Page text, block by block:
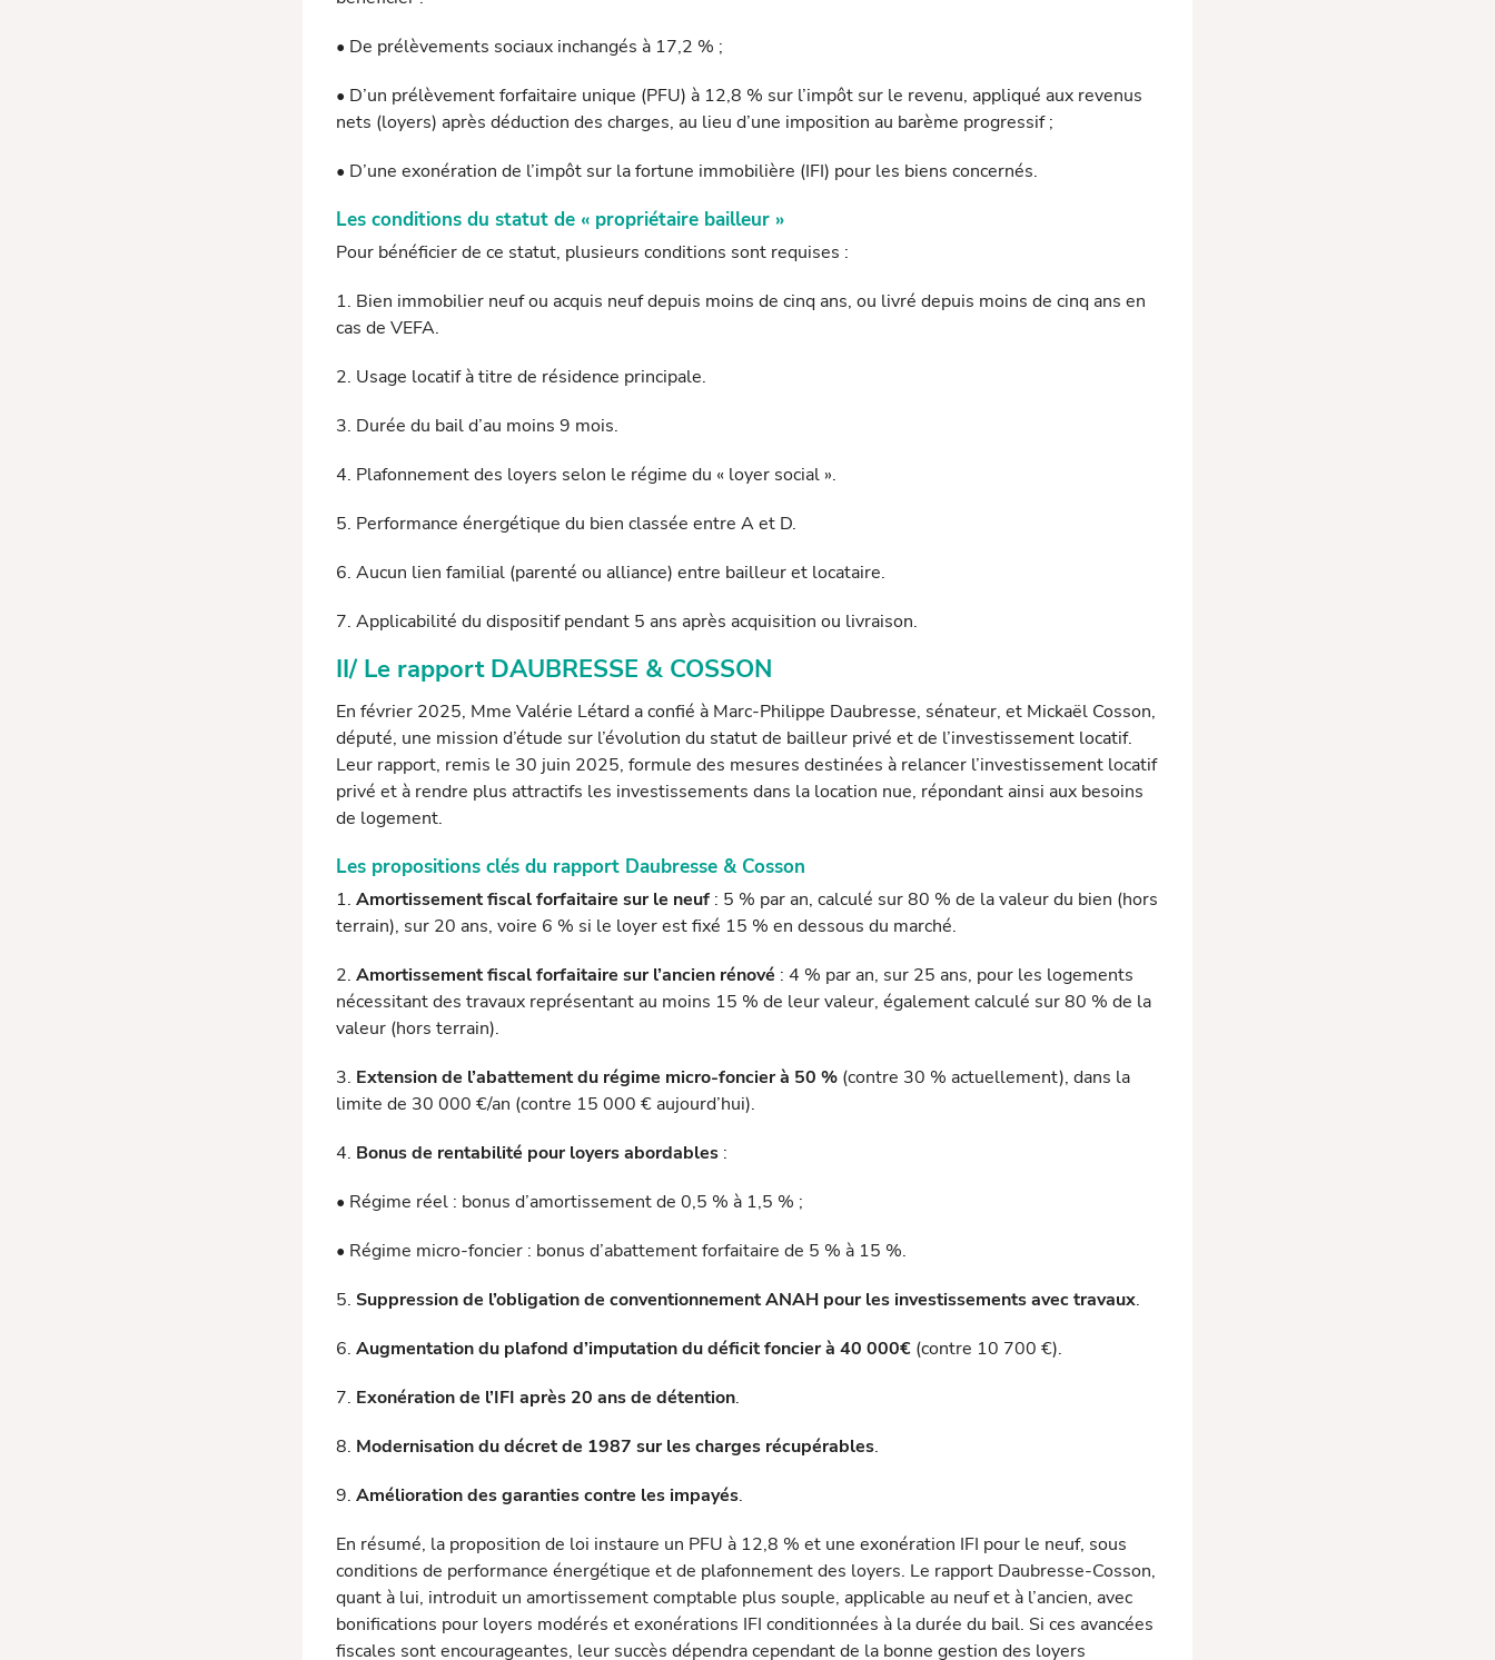
• De prélèvements sociaux inchangés à 17,2 % ;
• D’un prélèvement forfaitaire unique (PFU) à 12,8 % sur l’impôt sur le revenu, appliqué aux revenus
nets (loyers) après déduction des charges, au lieu d’une imposition au barème progressif ;
• D’une exonération de l’impôt sur la fortune immobilière (IFI) pour les biens concernés.
Les conditions du statut de « propriétaire bailleur »
Pour bénéficier de ce statut, plusieurs conditions sont requises :
1. Bien immobilier neuf ou acquis neuf depuis moins de cinq ans, ou livré depuis moins de cinq ans en
cas de VEFA.
2. Usage locatif à titre de résidence principale.
3. Durée du bail d’au moins 9 mois.
4. Plafonnement des loyers selon le régime du « loyer social ».
5. Performance énergétique du bien classée entre A et D.
6. Aucun lien familial (parenté ou alliance) entre bailleur et locataire.
7. Applicabilité du dispositif pendant 5 ans après acquisition ou livraison.
II/ Le rapport DAUBRESSE & COSSON
En février 2025, Mme Valérie Létard a confié à Marc-Philippe Daubresse, sénateur, et Mickaël Cosson,
député, une mission d’étude sur l’évolution du statut de bailleur privé et de l’investissement locatif.
Leur rapport, remis le 30 juin 2025, formule des mesures destinées à relancer l’in­vestissement locatif
privé et à rendre plus attractifs les investissements dans la location nue, répondant ainsi aux besoins
de logement.
Les propositions clés du rapport Daubresse & Cosson
1. Amortissement fiscal forfaitaire sur le neuf : 5 % par an, calculé sur 80 % de la valeur du bien (hors
terrain), sur 20 ans, voire 6 % si le loyer est fixé 15 % en dessous du marché.
2. Amortissement fiscal forfaitaire sur l’ancien rénové : 4 % par an, sur 25 ans, pour les logements
nécessitant des travaux représentant au moins 15 % de leur valeur, également calculé sur 80 % de la
valeur (hors terrain).
3. Extension de l’abattement du régime micro-foncier à 50 % (contre 30 % actuellement), dans la
limite de 30 000 €/an (contre 15 000 € aujourd’hui).
4. Bonus de rentabilité pour loyers abordables :
• Régime réel : bonus d’amortissement de 0,5 % à 1,5 % ;
• Régime micro-foncier : bonus d’abattement forfaitaire de 5 % à 15 %.
5. Suppression de l’obligation de conventionnement ANAH pour les investissements avec travaux.
6. Augmentation du plafond d’imputation du déficit foncier à 40 000€ (contre 10 700 €).
7. Exonération de l’IFI après 20 ans de détention.
8. Modernisation du décret de 1987 sur les charges récupérables.
9. Amélioration des garanties contre les impayés.
En résumé, la proposition de loi instaure un PFU à 12,8 % et une exo­nération IFI pour le neuf, sous
conditions de performance énergétique et de plafonnement des loyers. Le rapport Daubresse-Cosson,
quant à lui, introduit un amortissement comptable plus souple, applicable au neuf et à l’ancien, avec
bonifications pour loyers modérés et exonéra­tions IFI conditionnées à la durée du bail. Si ces avancées
fiscales sont encourageantes, leur succès dépendra cependant de la bonne gestion des loyers